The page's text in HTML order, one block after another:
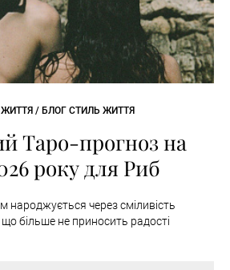
/ БЛОГ СТИЛЬ ЖИТТЯ
Таро-прогноз на
року для Риб
народжується через сміливість
більше не приносить радості